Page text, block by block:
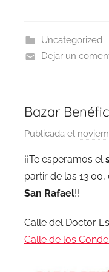
Uncategorized
Dejar un
Bazar
Publicada el
¡¡Te esperamos el
partir de las 13.00,
San Rafael!!
Calle del Doctor
Calle de los